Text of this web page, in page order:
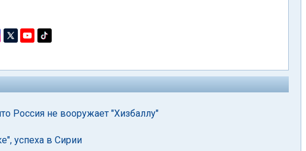
Россия не вооружает "Хизбаллу"
успеха в Сирии